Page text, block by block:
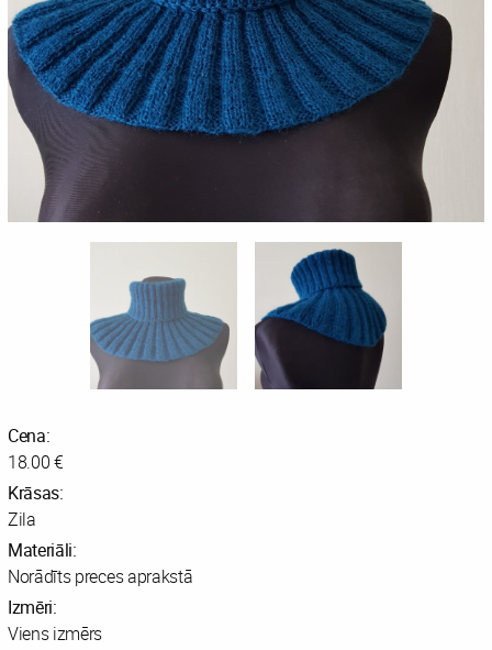
Cena:
18.00 €
Krāsas:
Zila
Materiāli:
Norādīts preces aprakstā
Izmēri:
Viens izmērs